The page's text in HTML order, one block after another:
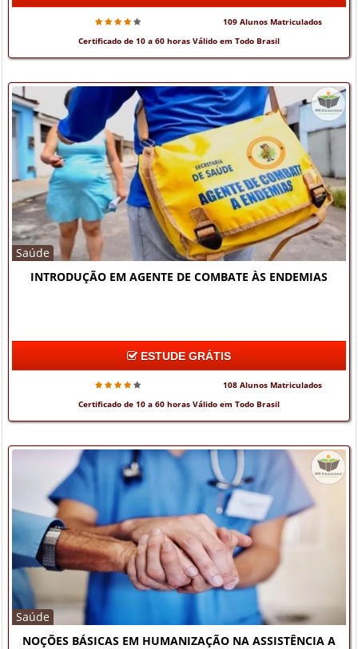
109 Alunos Matriculados
Certificado de 10 a 60 horas Válido em Todo Brasil
Saúde
INTRODUÇÃO EM AGENTE DE COMBATE ÀS ENDEMIAS
ESTUDE GRÁTIS
108 Alunos Matriculados
Certificado de 10 a 60 horas Válido em Todo Brasil
Saúde
NOÇÕES BÁSICAS EM HUMANIZAÇÃO NA ASSISTÊNCIA A